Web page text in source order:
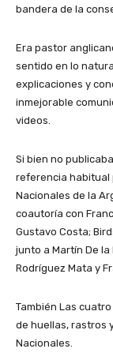
bandera de la
Era pastor
sentido en lo
explicaciones y
inmejorable
videos.
Si bien no
referencia habitual
Nacionales de la
coautoría con
Gustavo Costa;
junto a Martín De
Rodríguez Mata y
También Las
de huellas, rastros
Nacionales.